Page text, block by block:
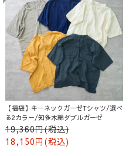
【福袋】キーネックガーゼTシャツ/選べ
る2カラー/知多木綿ダブルガーゼ
19,360円(税込)
18,150円(税込)